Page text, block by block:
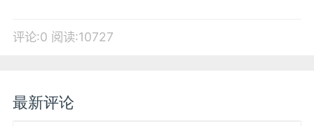
评论:0 阅读:10727
最新评论